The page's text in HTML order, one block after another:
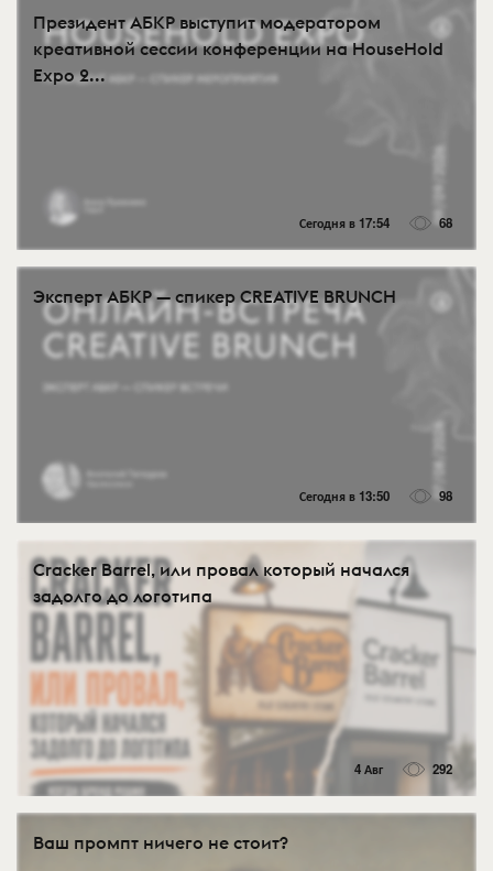
Президент АБКР выступит модератором
креативной сессии конференции на HouseHold
Expo 2...
Сегодня в 17:54 68
Эксперт АБКР — спикер CREATIVE BRUNCH
Сегодня в 13:50 98
Cracker Barrel, или провал который начался
задолго до логотипа
4 Авг 292
Ваш промпт ничего не стоит?